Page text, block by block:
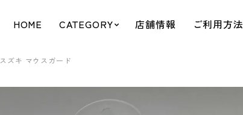
HOME CATEGORY 店舗情報 ご利用方法
スズキ マウスガード